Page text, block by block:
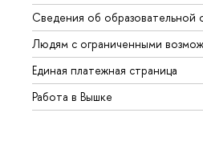
Сведения об образовательной
Людям с ограниченными
Единая платежная страница
Работа в Вышке